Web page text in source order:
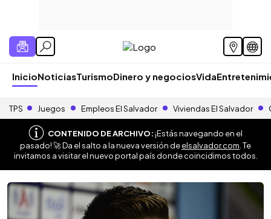
InicioNoticiasTurismoDinero y negociosVida
TPS Juegos Empleos El Salvador Viviendas El Salvador
CONTENIDO DE ARCHIVO:¡Estás navegando en el
pasado! 🚀 Da el salto a la nueva versión deelsalvador.com . Te
invitamos a visitar el nuevo portal país donde coincidimos todos.